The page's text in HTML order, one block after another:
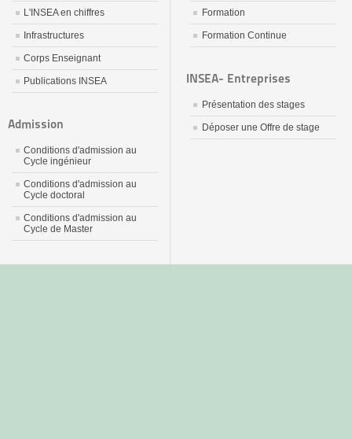
L'INSEA en chiffres
Infrastructures
Corps Enseignant
Publications INSEA
Admission
Conditions d'admission au
Cycle ingénieur
Conditions d'admission au
Cycle doctoral
Conditions d'admission au
Cycle de Master
Formation
Formation Continue
INSEA- Entreprises
Présentation des stages
Déposer une Offre de stage